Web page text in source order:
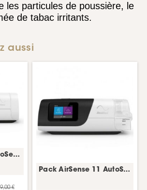
les particules de poussière, le
de tabac irritants.
aussi
AirSense 11 AutoSet – machine PPC pour l’apnée du sommeil – ResMed
€
Pack AirSense 11 AutoSet + HumidAir – machine PPC avec humidificateur – ResMed